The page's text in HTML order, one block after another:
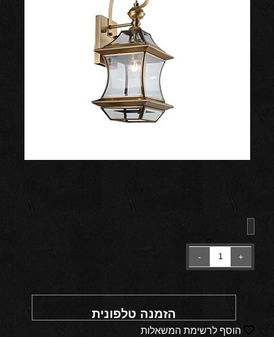
הזמנה טלפונית
הוסף לרשימת המשאלות